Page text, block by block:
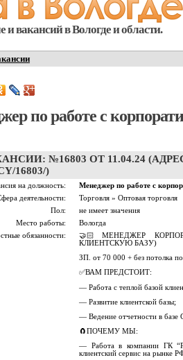
вакансий в Вологде и области.
по работе с
№16803 ОТ 11.04.24 (АДРЕС:
16803/)
на должность:
Менеджер по работе с
деятельности:
Торговля » Оптовая торговля
Пол:
не имеет значения
Место работы:
Вологда
обязанности:
🤝🏻МЕНЕДЖЕР
КЛИЕНТСКУЮ БАЗУ)
ЗП. от 70 000 + без потолка
✅ВАМ ПРЕДСТОИТ:
— Работа с теплой базой
— Развитие клиентской базы;
— Ведение отчетности в
🧲ПОЧЕМУ МЫ:
— Работа в компании ГК
клиентский сервис на рынке